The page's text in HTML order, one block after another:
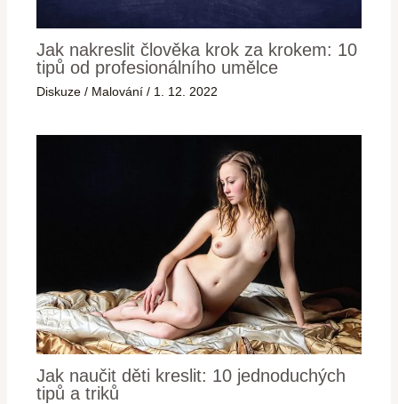
Jak nakreslit člověka krok za krokem: 10
tipů od profesionálního umělce
Diskuze / Malování / 1. 12. 2022
Jak naučit děti kreslit: 10 jednoduchých
tipů a triků